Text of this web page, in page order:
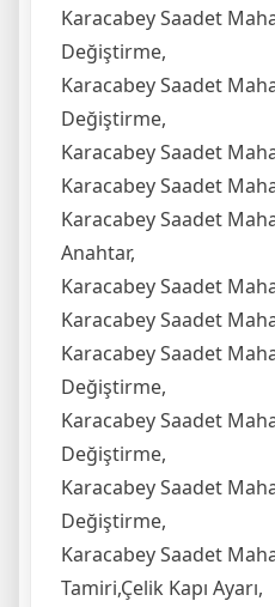
Karacabey Saadet
Değiştirme,
Karacabey Saadet
Değiştirme,
Karacabey Saadet
Karacabey Saadet
Karacabey Saadet
Anahtar,
Karacabey Saadet
Karacabey Saadet
Karacabey Saadet
Değiştirme,
Karacabey Saadet
Değiştirme,
Karacabey Saadet
Değiştirme,
Karacabey Saadet
Tamiri,Çelik Kapı Ayarı,